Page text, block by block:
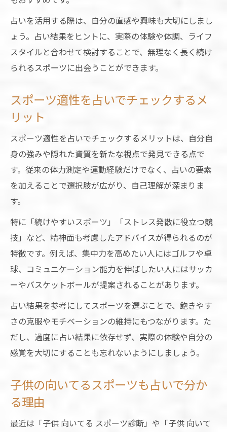
占いを活用する際は、自分の直感や興味も大切にしまし
ょう。占い結果をヒントに、実際の体験や体調、ライフ
スタイルと合わせて検討することで、無理なく長く続け
られるスポーツに出会うことができます。
スポーツ適性を占いでチェックするメ
リット
スポーツ適性を占いでチェックするメリットは、自分自
身の強みや隠れた資質を新たな視点で発見できる点で
す。従来の体力測定や運動経験だけでなく、占いの要素
を加えることで選択肢が広がり、自己理解が深まりま
す。
特に「続けやすいスポーツ」「ストレス発散に役立つ競
技」など、精神面も考慮したアドバイスが得られるのが
特徴です。例えば、集中力を高めたい人にはゴルフや卓
球、コミュニケーション能力を伸ばしたい人にはサッカ
ーやバスケットボールが提案されることがあります。
占い結果を参考にしてスポーツを選ぶことで、飽きやす
さの克服やモチベーションの維持にもつながります。た
だし、過度に占い結果に依存せず、実際の体験や自分の
感覚を大切にすることも忘れないようにしましょう。
子供の向いてるスポーツも占いで分か
る理由
最近は「子供 向いてる スポーツ診断」や「子供 向いて